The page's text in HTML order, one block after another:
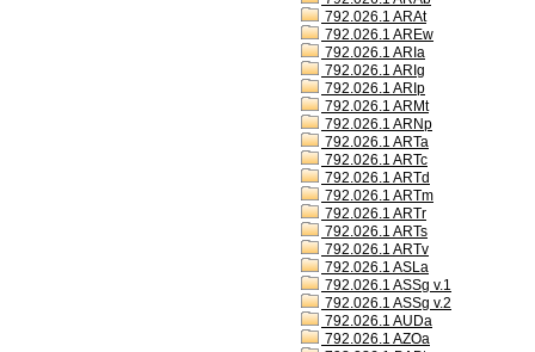
792.026.1 ARAt
792.026.1 AREw
792.026.1 ARIa
792.026.1 ARIg
792.026.1 ARIp
792.026.1 ARMt
792.026.1 ARNp
792.026.1 ARTa
792.026.1 ARTc
792.026.1 ARTd
792.026.1 ARTm
792.026.1 ARTr
792.026.1 ARTs
792.026.1 ARTv
792.026.1 ASLa
792.026.1 ASSg v.1
792.026.1 ASSg v.2
792.026.1 AUDa
792.026.1 AZOa